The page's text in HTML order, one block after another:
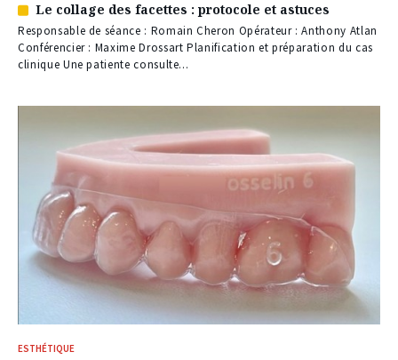
Article
réservé
à
nos
Le collage des facettes : protocole et astuces
Responsable de séance : Romain Cheron Opérateur : Anthony Atlan
Conférencier : Maxime Drossart Planification et préparation du cas
clinique Une patiente consulte...
ESTHÉTIQUE